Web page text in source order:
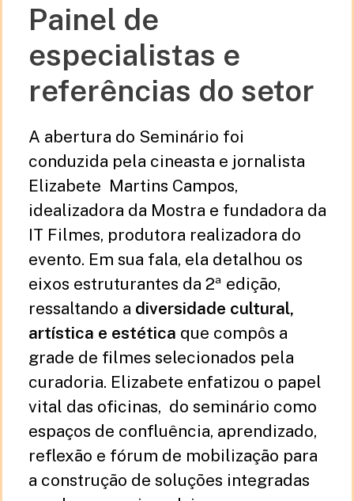
Painel de
especialistas e
referências do setor
A abertura do Seminário foi
conduzida pela cineasta e jornalista
Elizabete Martins Campos,
idealizadora da Mostra e fundadora da
IT Filmes, produtora realizadora do
evento. Em sua fala, ela detalhou os
eixos estruturantes da 2ª edição,
ressaltando a diversidade cultural,
artística e estética que compôs a
grade de filmes selecionados pela
curadoria. Elizabete enfatizou o papel
vital das oficinas, do seminário como
espaços de confluência, aprendizado,
reflexão e fórum de mobilização para
a construção de soluções integradas